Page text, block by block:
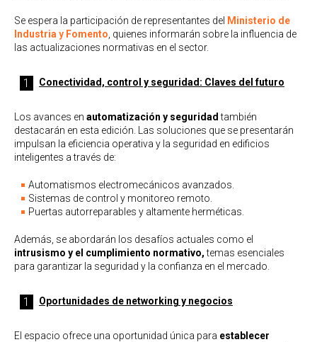
Se espera la participación de representantes del Ministerio de
Industria y Fomento , quienes informarán sobre la influencia de
las actualizaciones normativas en el sector.
Conectividad, control y seguridad: Claves del futuro
Los avances en automatización y seguridad también
destacarán en esta edición. Las soluciones que se presentarán
impulsan la eficiencia operativa y la seguridad en edificios
inteligentes a través de:
Automatismos electromecánicos avanzados.
Sistemas de control y monitoreo remoto.
Puertas autorreparables y altamente herméticas.
Además, se abordarán los desafíos actuales como el
intrusismo y el cumplimiento normativo,temas esenciales
para garantizar la seguridad y la confianza en el mercado.
Oportunidades de networking y negocios
El espacio ofrece una oportunidad única para establecer